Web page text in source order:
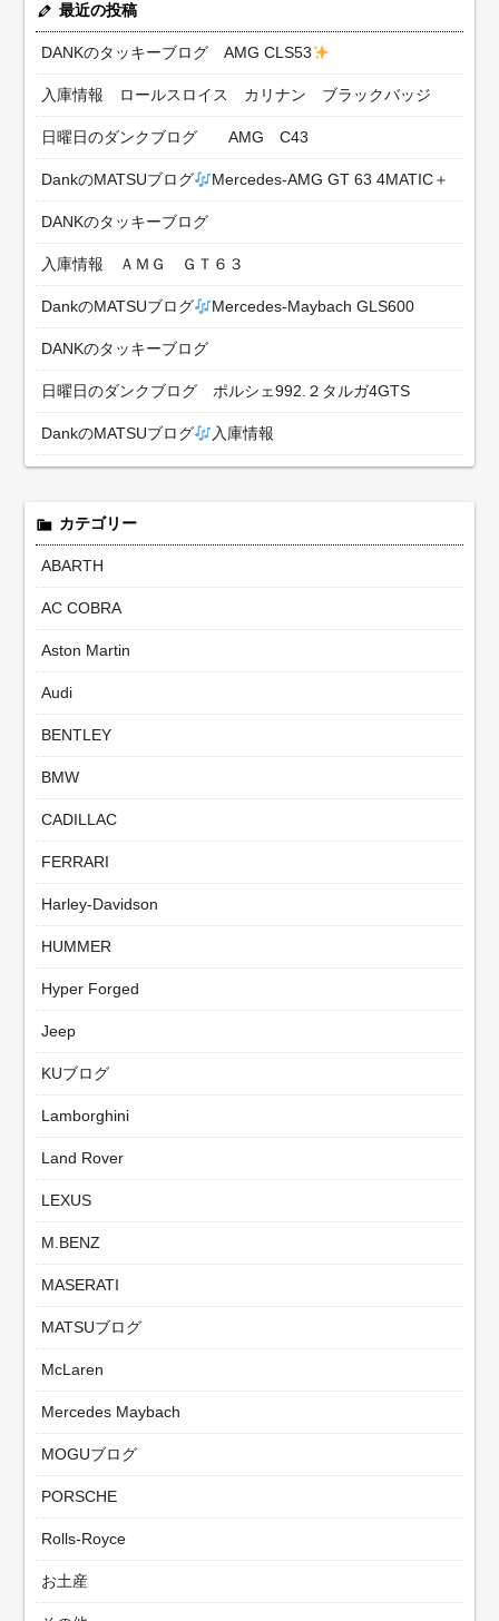
最近の投稿
DANKのタッキーブログ AMG CLS53
入庫情報 ロールスロイス カリナン ブラックバッジ
日曜日のダンクブログ AMG C43
DankのMATSUブログ Mercedes-AMG GT 63 4MATIC＋
DANKのタッキーブログ
入庫情報 ＡＭＧ ＧＴ６３
DankのMATSUブログ Mercedes-Maybach GLS600
DANKのタッキーブログ
日曜日のダンクブログ ポルシェ992.２タルガ4GTS
DankのMATSUブログ 入庫情報
カテゴリー
ABARTH
AC COBRA
Aston Martin
Audi
BENTLEY
BMW
CADILLAC
FERRARI
Harley-Davidson
HUMMER
Hyper Forged
Jeep
KUブログ
Lamborghini
Land Rover
LEXUS
M.BENZ
MASERATI
MATSUブログ
McLaren
Mercedes Maybach
MOGUブログ
PORSCHE
Rolls-Royce
お土産